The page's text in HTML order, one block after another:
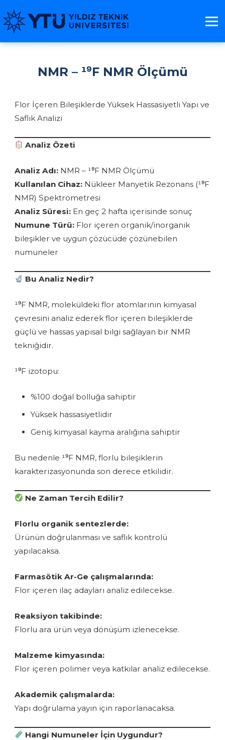
NMR – ¹⁹F NMR Ölçümü
Flor İçeren Bileşiklerde Yüksek Hassasiyetli Yapı ve
Saflık Analizi
Analiz Özeti
Analiz Adı: NMR – ¹⁹F NMR Ölçümü
Kullanılan Cihaz: Nükleer Manyetik Rezonans (¹⁹F
NMR) Spektrometresi
Analiz Süresi: En geç 2 hafta içerisinde sonuç
Numune Türü: Flor içeren organik/inorganik
bileşikler ve uygun çözücüde çözünebilen
numuneler
Bu Analiz Nedir?
¹⁹F NMR, moleküldeki flor atomlarının kimyasal
çevresini analiz ederek flor içeren bileşiklerde
güçlü ve hassas yapısal bilgi sağlayan bir NMR
tekniğidir.
¹⁹F izotopu:
%100 doğal bolluğa sahiptir
Yüksek hassasiyetlidir
Geniş kimyasal kayma aralığına sahiptir
Bu nedenle ¹⁹F NMR, florlu bileşiklerin
karakterizasyonunda son derece etkilidir.
Ne Zaman Tercih Edilir?
Florlu organik sentezlerde:
Ürünün doğrulanması ve saflık kontrolü
yapılacaksa.
Farmasötik Ar-Ge çalışmalarında:
Flor içeren ilaç adayları analiz edilecekse.
Reaksiyon takibinde:
Florlu ara ürün veya dönüşüm izlenecekse.
Malzeme kimyasında:
Flor içeren polimer veya katkılar analiz edilecekse.
Akademik çalışmalarda:
Yapı doğrulama yayın için raporlanacaksa.
Hangi Numuneler İçin Uygundur?